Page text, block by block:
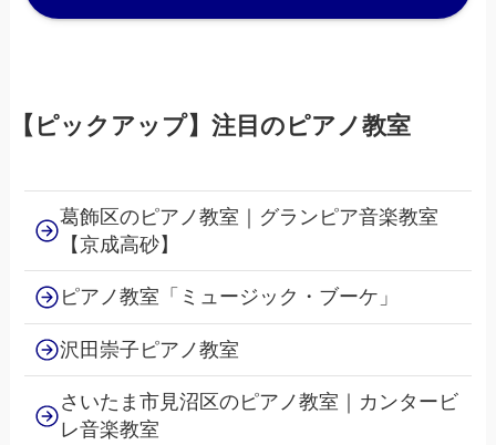
【ピックアップ】注目のピアノ教室
葛飾区のピアノ教室｜グランピア音楽教室
【京成高砂】
ピアノ教室「ミュージック・ブーケ」
沢田崇子ピアノ教室
さいたま市見沼区のピアノ教室｜カンタービ
レ音楽教室